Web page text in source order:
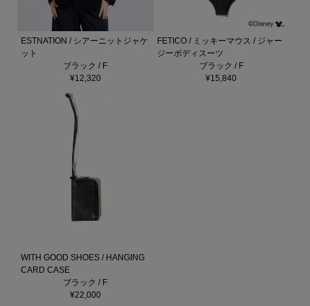
ESTNATION / シアーニットジャケ
ット
ブラック / F
¥12,320
FETICO / ミッキーマウス / ジャー
ジーボディスーツ
ブラック / F
¥15,840
WITH GOOD SHOES / HANGING
CARD CASE
ブラック / F
¥22,000